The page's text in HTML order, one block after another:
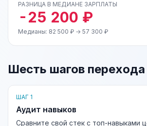
РАЗНИЦА В МЕДИАНЕ ЗАРПЛАТЫ
-25 200 ₽
Медианы: 82 500 ₽ → 57 300 ₽
Шесть шагов перехода
ШАГ 1
Аудит навыков
Сравните свой стек с топ-навыками